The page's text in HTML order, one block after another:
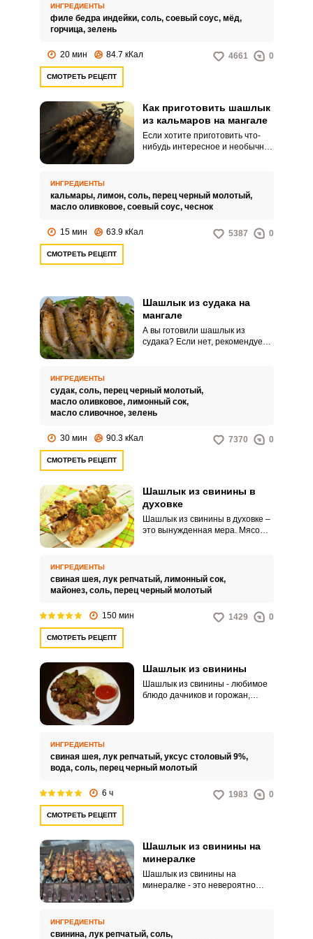
нужно заблаговременно.
ИНГРЕДИЕНТЫ
филе бедра индейки, соль, соевый соус, мёд,
горчица, зелень
20 мин 84.7 кКал 4661 0
СМОТРЕТЬ РЕЦЕПТ
Как приготовить шашлык
из кальмаров на мангале
Если хотите приготовить что-
нибудь интересное и необычное
приготовить шикарный шашлык,
который удивит как своим
внешним видом, так и
ИНГРЕДИЕНТЫ
кальмары, лимон, соль, перец черный молотый,
масло оливковое, соевый соус, чеснок
15 мин 63.9 кКал 5387 0
СМОТРЕТЬ РЕЦЕПТ
Шашлык из судака на
мангале
А вы готовили шашлык из
судака? Если нет, рекомендуем
рыбка обладает приятным
сладковатым нежным вкусом, а в
сочетании со специями и
усиливается.
ИНГРЕДИЕНТЫ
судак, соль, перец черный молотый,
масло оливковое, лимонный сок,
масло сливочное, зелень
30 мин 90.3 кКал 7370 0
СМОТРЕТЬ РЕЦЕПТ
Шашлык из свинины в
духовке
Шашлык из свинины в духовке –
это вынужденная мера. Мясо
ИНГРЕДИЕНТЫ
свиная шея, лук репчатый, лимонный сок,
майонез, соль, перец черный молотый
150 мин 1429 0
СМОТРЕТЬ РЕЦЕПТ
Шашлык из свинины
Шашлык из свинины - любимое
блюдо дачников и горожан,
мангале.
ИНГРЕДИЕНТЫ
свиная шея, лук репчатый, уксус столовый 9%,
вода, соль, перец черный молотый
6 ч 1983 0
СМОТРЕТЬ РЕЦЕПТ
Шашлык из свинины на
минералке
Шашлык из свинины на
минералке - это невероятно
получится мягким и сочным.
ИНГРЕДИЕНТЫ
свинина, лук репчатый, соль,